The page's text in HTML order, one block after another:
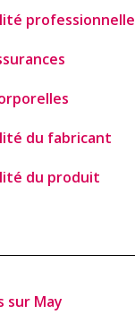
professionnelle
du fabricant
du produit
sur May